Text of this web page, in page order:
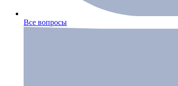
Все вопросы